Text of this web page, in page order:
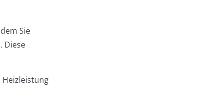
Sie
Diese